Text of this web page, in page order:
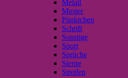
Metall
Muster
Pünktchen
Schrift
Sonstige
Sport
Sprüche
Sterne
Streifen